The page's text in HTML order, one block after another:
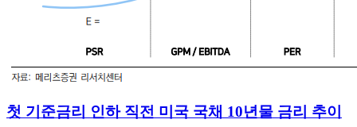
첫 기준금리 인하 직전 미국 국채 10년물 금리 추이